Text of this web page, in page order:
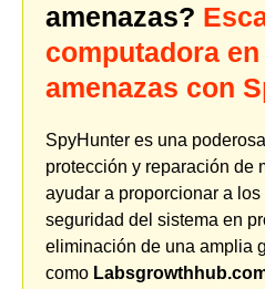
amenazas?
computadora
amenazas con
SpyHunter es una
protección y reparación de
ayudar a proporcionar a
seguridad del sistema en
eliminación de una amplia
como